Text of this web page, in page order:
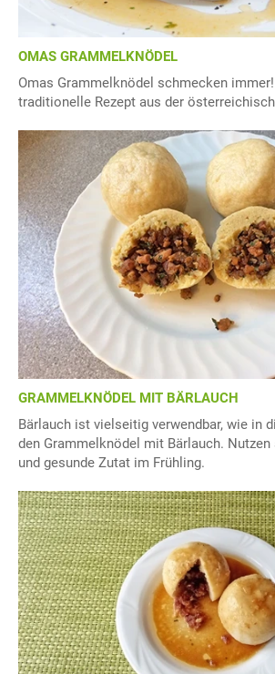
OMAS GRAMMELKNÖDEL
Omas Grammelknödel schmecken
traditionelle Rezept aus der
GRAMMELKNÖDEL MIT BÄRLAUCH
Bärlauch ist vielseitig verwendbar, wie in
den Grammelknödel mit Bärlauch.
und gesunde Zutat im Frühling.